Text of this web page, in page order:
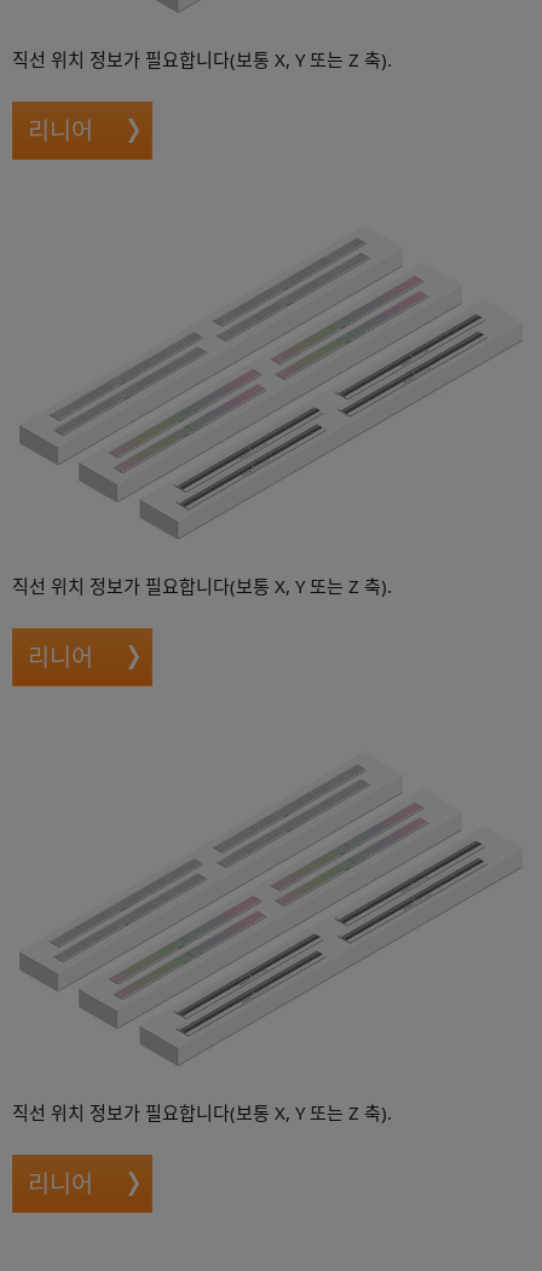
직선 위치 정보가 필요합니다(보통 X, Y 또는 Z 축).
리니어
직선 위치 정보가 필요합니다(보통 X, Y 또는 Z 축).
리니어
직선 위치 정보가 필요합니다(보통 X, Y 또는 Z 축).
리니어